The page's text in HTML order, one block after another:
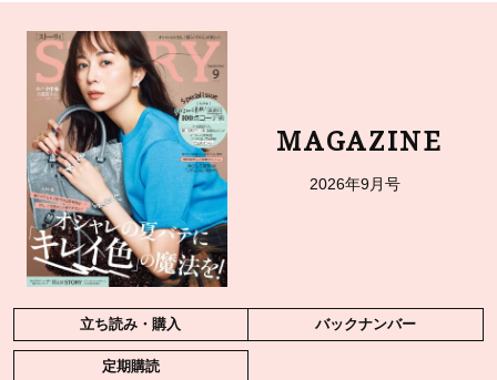
MAGAZINE
2026年9月号
立ち読み・購入 バックナンバー
定期購読